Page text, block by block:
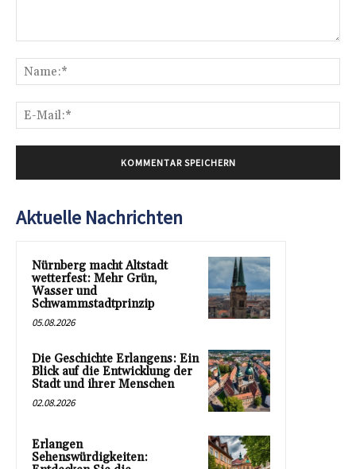
Aktuelle Nachrichten
Nürnberg macht Altstadt
wetterfest: Mehr Grün,
Wasser und
Schwammstadtprinzip
05.08.2026
Die Geschichte Erlangens: Ein
Blick auf die Entwicklung der
Stadt und ihrer Menschen
02.08.2026
Erlangen
Sehenswürdigkeiten: